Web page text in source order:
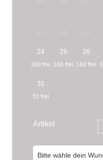
24
160 frei
25
160 frei
26
160 frei
31
55 frei
Artikel
Bitte wähle dein